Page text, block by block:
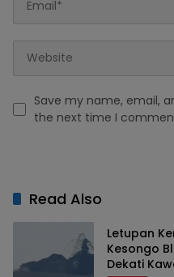
Save my name, email,
the next time I
Read Also
Letupan
Kesongo
Dekati